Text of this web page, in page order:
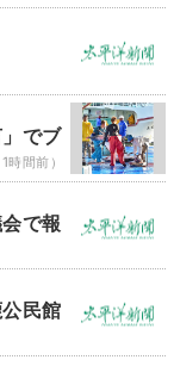
でブ
1時間前）
で報
民館